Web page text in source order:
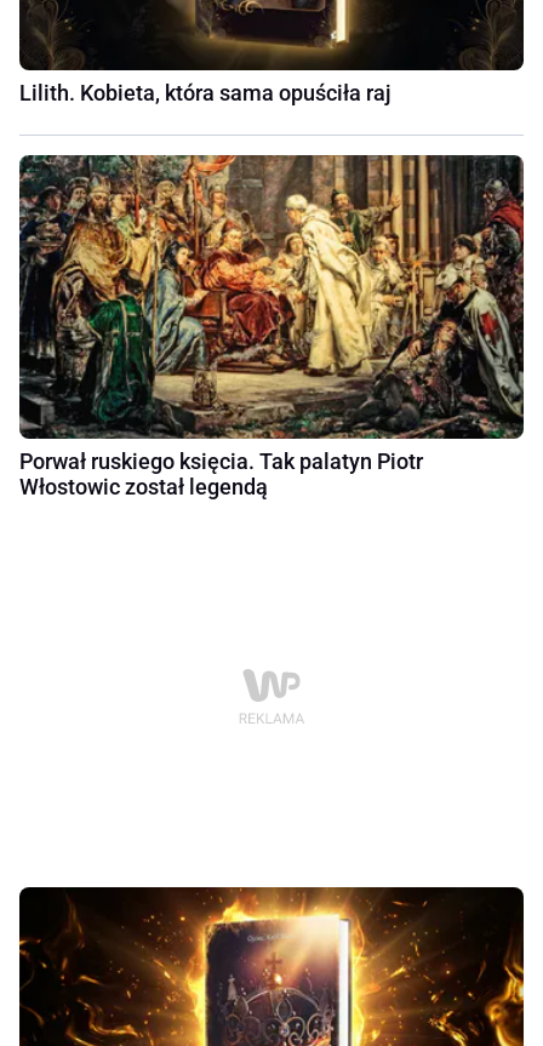
Lilith. Kobieta, która sama opuściła raj
Porwał ruskiego księcia. Tak palatyn Piotr
Włostowic został legendą